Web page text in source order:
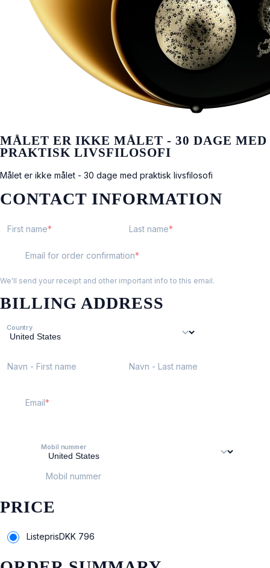
MÅLET ER IKKE MÅLET - 30 DAGE MED
PRAKTISK LIVSFILOSOFI
Målet er ikke målet - 30 dage med praktisk livsfilosofi
CONTACT INFORMATION
First name Last name
Email for order confirmation
We'll send your receipt and other important info to this email.
BILLING ADDRESS
Country
Navn - First name Navn - Last name
Email
Mobil nummer
Mobil nummer
PRICE
ListeprisDKK 796